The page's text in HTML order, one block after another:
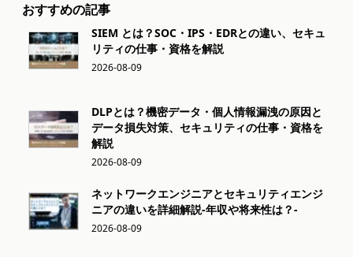
おすすめの記事
SIEM とは？SOC・IPS・EDRとの違い、セキュ
リティの仕事・資格を解説
2026-08-09
DLPとは？機密データ・個人情報漏洩の原因と
データ損失対策、セキュリティの仕事・資格を
解説
2026-08-09
ネットワークエンジニアとセキュリティエンジ
ニアの違いを詳細解説-年収や将来性は？-
2026-08-09